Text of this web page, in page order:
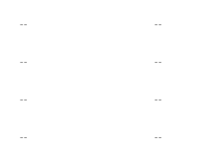
-- --
-- --
-- --
-- --